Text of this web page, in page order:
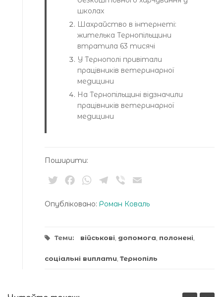
школах
Шахрайство в інтернеті:
жителька Тернопільщини
втратила 63 тисячі
У Тернополі привітали
працівників ветеринарної
медицини
На Тернопільщині відзначили
працівників ветеринарної
медицини
Поширити:
TwitterFacebookWhatsApp
Telegram
Viber
Опубліковано: Роман Коваль
Теми: військові допомога полонені
соціальні виплати Тернопіль